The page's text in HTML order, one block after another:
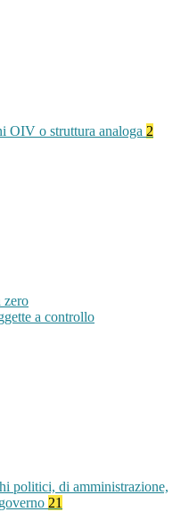
OIV o struttura analoga 2
zero
a controllo
politici, di amministrazione,
21